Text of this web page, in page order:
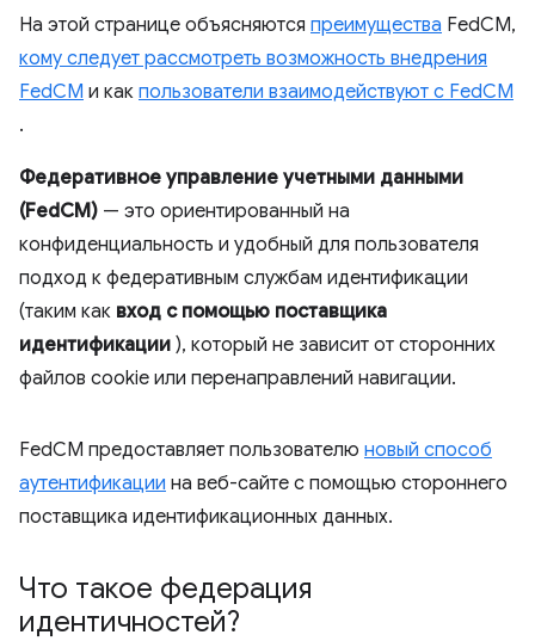
На этой странице объясняются преимущества FedCM,
кому следует рассмотреть возможность внедрения
FedCM и как пользователи взаимодействуют с FedCM
.
Федеративное управление учетными данными
(FedCM) — это ориентированный на
конфиденциальность и удобный для пользователя
подход к федеративным службам идентификации
(таким как вход с помощью поставщика
идентификации ), который не зависит от сторонних
файлов cookie или перенаправлений навигации.
FedCM предоставляет пользователю новый способ
аутентификации на веб-сайте с помощью стороннего
поставщика идентификационных данных.
Что такое федерация
идентичностей?